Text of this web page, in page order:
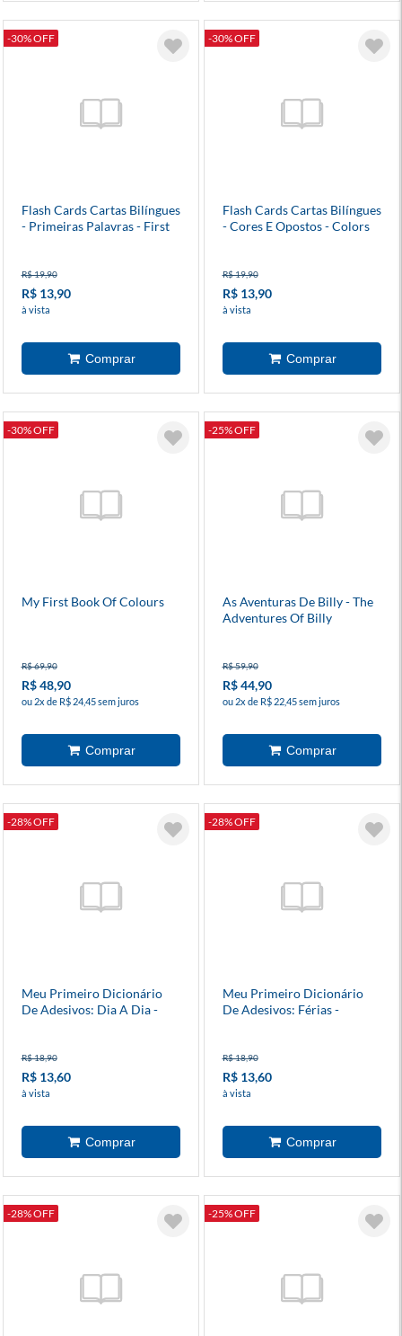
-30% OFF
Flash Cards Cartas Bilíngues
- Primeiras Palavras - First
R$ 19,90
R$ 13,90
à vista
-30% OFF
Flash Cards Cartas Bilíngues
- Cores E Opostos - Colors
R$ 19,90
R$ 13,90
à vista
-30% OFF
My First Book Of Colours
R$ 69,90
R$ 48,90
ou 2x de R$ 24,45 sem juros
-25% OFF
As Aventuras De Billy - The
Adventures Of Billy
R$ 59,90
R$ 44,90
ou 2x de R$ 22,45 sem juros
-28% OFF
Meu Primeiro Dicionário
De Adesivos: Dia A Dia -
R$ 18,90
R$ 13,60
à vista
-28% OFF
Meu Primeiro Dicionário
De Adesivos: Férias -
R$ 18,90
R$ 13,60
à vista
-28% OFF -25% OFF